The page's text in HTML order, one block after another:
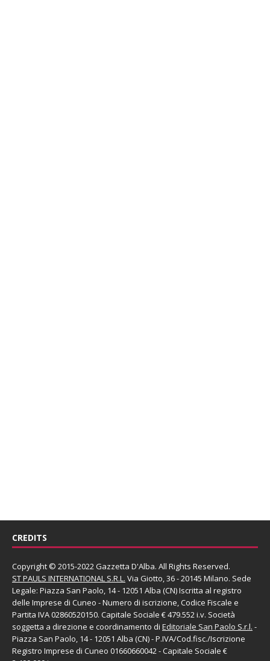
CREDITS
Copyright © 2015-2022 Gazzetta D'Alba. All Rights Reserved.
ST PAULS INTERNATIONAL S.R.L. Via Giotto, 36 - 20145 Milano. Sede
Legale: Piazza San Paolo, 14 - 12051 Alba (CN) Iscritta al registro
delle Imprese di Cuneo - Numero di iscrizione, Codice Fiscale e
Partita IVA 02860520150. Capitale Sociale € 479.552 i.v. Società
soggetta a direzione e coordinamento di Editoriale San Paolo S.r.l. -
Piazza San Paolo, 14 - 12051 Alba (CN) - P.IVA/Cod.fisc./Iscrizione
Registro Imprese di Cuneo 01660660042 - Capitale Sociale €